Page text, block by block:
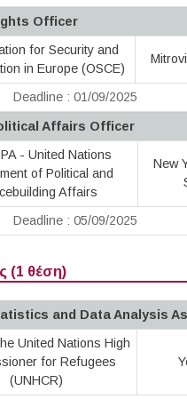
Officer
for Security and
in Europe (OSCE)
Deadline : 01/09/2025
Affairs Officer
- United Nations
of Political and
Affairs
New
Deadline : 05/09/2025
(1 θέση)
and Data Analysis
United Nations High
for Refugees
(UNHCR)